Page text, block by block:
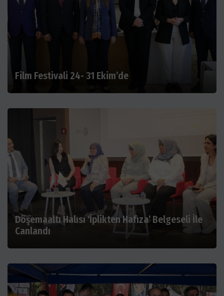
Film Festivali 24- 31 Ekim’de
Döşemaaltı Halısı ‘İplikten Hafıza’ Belgeseli İle
Canlandı